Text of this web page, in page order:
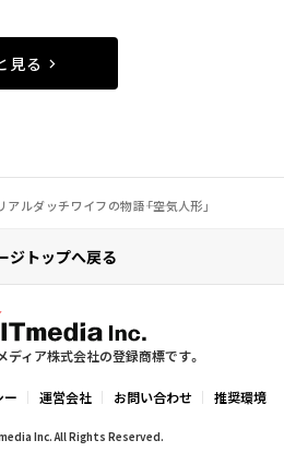
見る
ルダッチワイフの物語――「空気人形」
ジトップへ戻る
ィア株式会社の登録商標です。
ー 運営会社 お問い合わせ 推奨環境
Inc. All Rights Reserved.